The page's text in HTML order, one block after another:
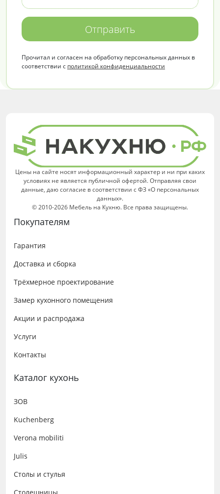
Отправить
Прочитал и согласен на обработку персональных данных в
соответствии с политикой конфиденциальности
Цены на сайте носят информационный характер и ни при каких
условиях не является публичной офертой. Отправляя свои
данные, даю согласие в соответствии с ФЗ «О персональных
данных».
© 2010-2026 Мебель на Кухню. Все права защищены.
Покупателям
Гарантия
Доставка и сборка
Трёхмерное проектирование
Замер кухонного помещения
Акции и распродажа
Услуги
Контакты
Каталог кухонь
ЗОВ
Kuchenberg
Verona mobiliti
Julis
Столы и стулья